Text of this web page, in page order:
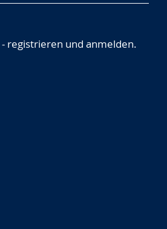
- registrieren und anmelden.